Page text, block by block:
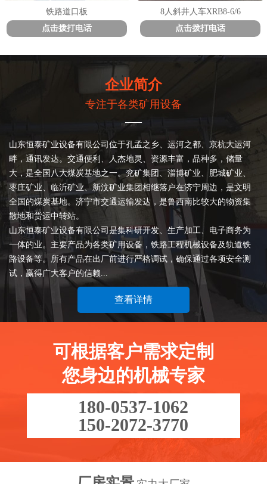
铁路道口板
点击拨打电话
8人斜井人车XRB8-6/6
点击拨打电话
企业简介
专注于各类矿用设备
——
山东恒泰矿业设备有限公司位于孔孟之乡、运河之都、京杭大运河
畔，通讯发达。交通便利、人杰地灵、资源丰富，品种多，储量
大，是全国八大煤炭基地之一。兖矿集团、淄博矿业、肥城矿业、
枣庄矿业、临沂矿业、新汶矿业集团相继落户在济宁周边，是文明
全国的煤炭基地。济宁市交通运输发达，是鲁西南比较大的物资集
散地和货运中转站。
山东恒泰矿业设备有限公司是集科研开发、生产加工、电子商务为
一体的业。主要产品为各类矿用设备，铁路工程机械设备及轨道铁
路设备等。所有产品在出厂前进行严格调试，确保通过各项安全测
试，赢得广大客户的信赖...
查看详情
可根据客户需求定制
您身边的机械专家
180-0537-1062
150-2072-3770